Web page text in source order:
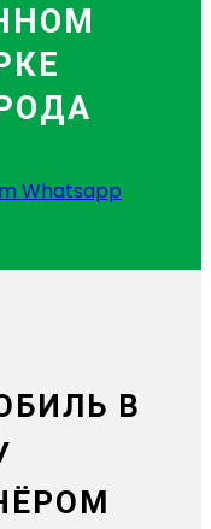
Whatsapp
В